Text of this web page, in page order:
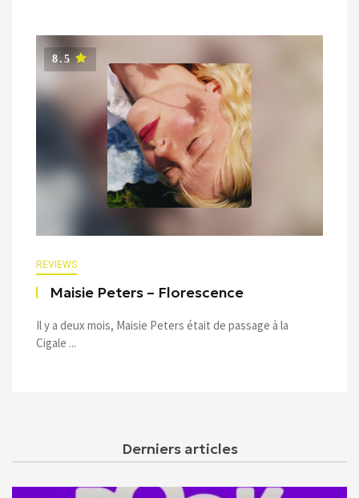
8.5
REVIEWS
Maisie Peters – Florescence
Il y a deux mois, Maisie Peters était de passage à la
Cigale ...
Derniers articles